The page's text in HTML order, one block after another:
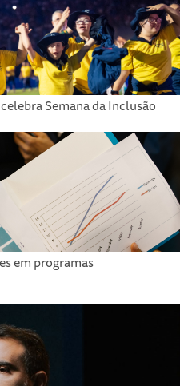
Semana da Inclusão
em programas